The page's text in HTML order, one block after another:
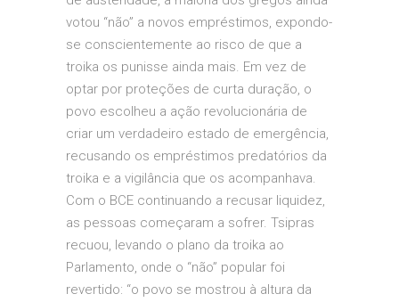
votou “não” a novos empréstimos, expondo-
se conscientemente ao risco de que a
troika os punisse ainda mais. Em vez de
optar por proteções de curta duração, o
povo escolheu a ação revolucionária de
criar um verdadeiro estado de emergência,
recusando os empréstimos predatórios da
troika e a vigilância que os acompanhava.
Com o BCE continuando a recusar liquidez,
as pessoas começaram a sofrer. Tsipras
recuou, levando o plano da troika ao
Parlamento, onde o “não” popular foi
revertido: “o povo se mostrou à altura da